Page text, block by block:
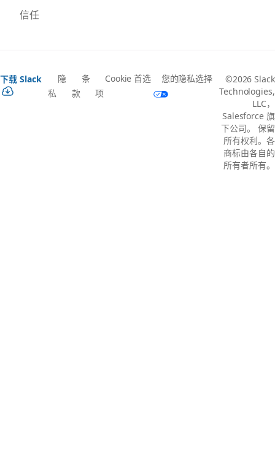
信任
下载 Slack
隐
私
条
款
Cookie 首选
项
您的隐私选择
©2026 Slack
Technologies,
LLC，
Salesforce 旗
下公司。 保留
所有权利。各
商标由各自的
所有者所有。